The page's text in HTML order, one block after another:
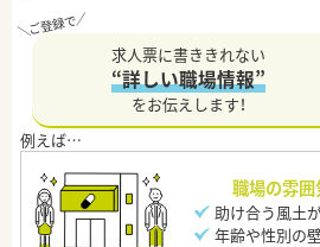
求人票に書ききれない
“詳しい職場情報”
をお伝えします！
職場の雰囲
助け合う風土
年齢や性別の